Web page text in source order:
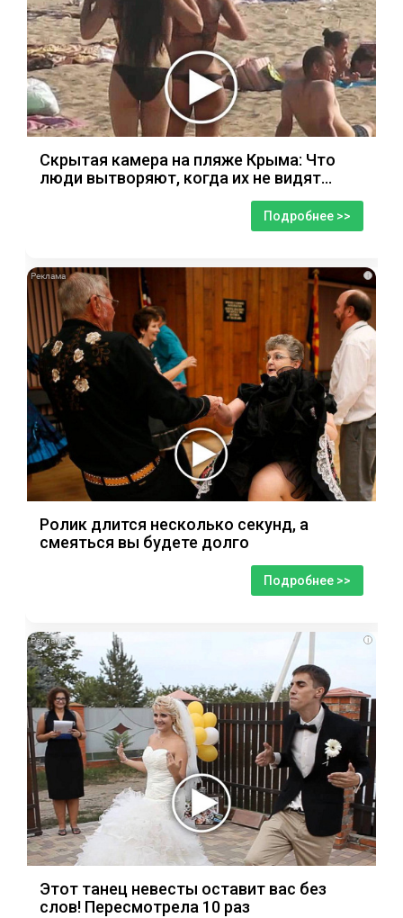
Скрытая камера на пляже Крыма: Что
люди вытворяют, когда их не видят...
Подробнее >>
i
Ролик длится несколько секунд, а
смеяться вы будете долго
Подробнее >>
i
Этот танец невесты оставит вас без
слов! Пересмотрела 10 раз